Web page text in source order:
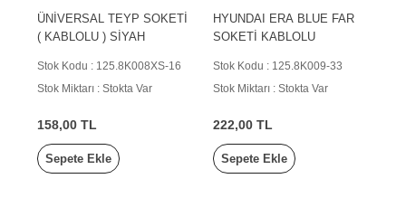
ÜNİVERSAL TEYP SOKETİ
( KABLOLU ) SİYAH
Stok Kodu : 125.8K008XS-16
Stok Miktarı : Stokta Var
158,00 TL
Sepete Ekle
HYUNDAI ERA BLUE FAR
SOKETİ KABLOLU
Stok Kodu : 125.8K009-33
Stok Miktarı : Stokta Var
222,00 TL
Sepete Ekle